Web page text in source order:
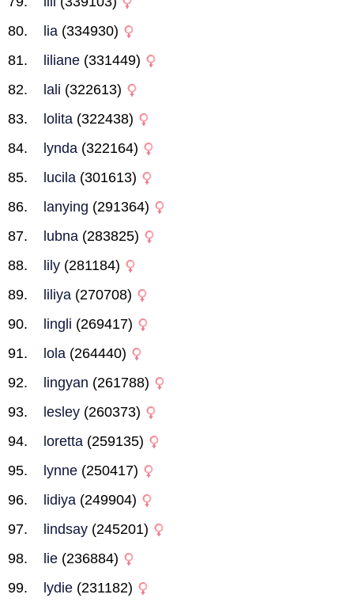
lia (334930)
liliane (331449)
lali (322613)
lolita (322438)
lynda (322164)
lucila (301613)
lanying (291364)
lubna (283825)
lily (281184)
liliya (270708)
lingli (269417)
lola (264440)
lingyan (261788)
lesley (260373)
loretta (259135)
lynne (250417)
lidiya (249904)
lindsay (245201)
lie (236884)
lydie (231182)